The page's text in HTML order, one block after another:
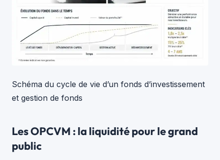
Schéma du cycle de vie d’un fonds d’investissement
et gestion de fonds
Les OPCVM : la liquidité pour le grand
public